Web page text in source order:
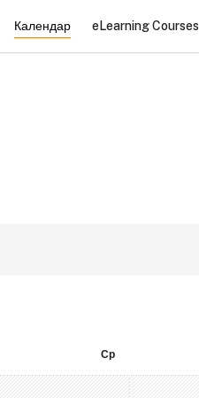
Календар eLearning Courses
Середа
Ср